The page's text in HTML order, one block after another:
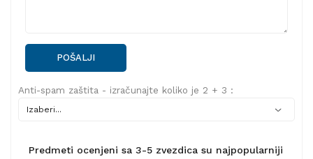
POŠALJI
Anti-spam zaštita - izračunajte koliko je 2 + 3 :
Predmeti ocenjeni sa 3-5 zvezdica su najpopularniji